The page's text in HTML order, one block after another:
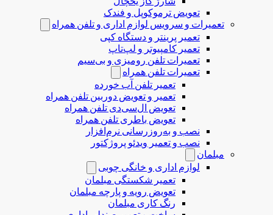
تعویض ترموکوپل و فندک
تعمیرات و سرویس لوازم اداری و تلفن همراه
تعمیر پرینتر و دستگاه کپی
تعمیر کامپیوتر و لپ‌تاپ
تعمیرات تلفن رومیزی و بی‌سیم
تعمیرات تلفن همراه
تعمیر تلفن آب خورده
تعمیر و تعویض دوربین تلفن همراه
تعویض ال‌سی‌دی تلفن همراه
تعویض باطری تلفن همراه
نصب و به‌روزرسانی نرم‌افزار
نصب و تعمیر ویدئو پروژکتور
مبلمان
لوازم اداری و خانگی چوبی
تعمیر شکستگی مبلمان
تعویض رویه و پارچه مبلمان
رنگ کاری مبلمان